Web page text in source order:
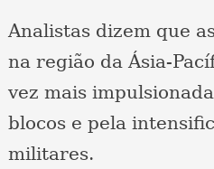
Analistas dizem que
na região da Ásia-
vez mais
blocos e pela
militares.